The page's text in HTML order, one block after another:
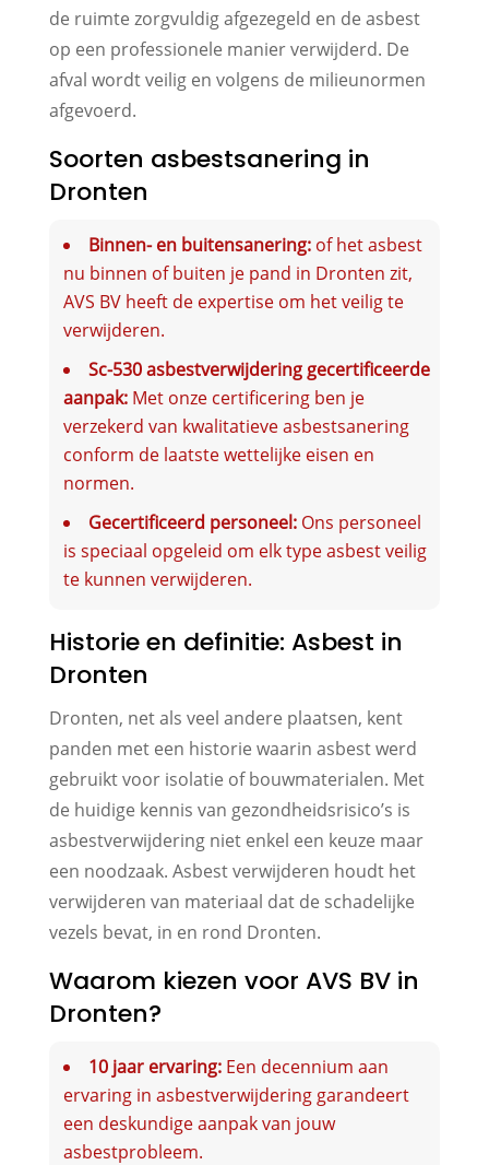
de ruimte zorgvuldig afgezegeld en de asbest
op een professionele manier verwijderd. De
afval wordt veilig en volgens de milieunormen
afgevoerd.
Soorten asbestsanering in
Dronten
Binnen- en buitensanering:of het asbest
nu binnen of buiten je pand in Dronten zit,
AVS BV heeft de expertise om het veilig te
verwijderen.
Sc-530 asbestverwijdering gecertificeerde
aanpak:Met onze certificering ben je
verzekerd van kwalitatieve asbestsanering
conform de laatste wettelijke eisen en
normen.
Gecertificeerd personeel:Ons personeel
is speciaal opgeleid om elk type asbest veilig
te kunnen verwijderen.
Historie en definitie: Asbest in
Dronten
Dronten, net als veel andere plaatsen, kent
panden met een historie waarin asbest werd
gebruikt voor isolatie of bouwmaterialen. Met
de huidige kennis van gezondheidsrisico’s is
asbestverwijdering niet enkel een keuze maar
een noodzaak. Asbest verwijderen houdt het
verwijderen van materiaal dat de schadelijke
vezels bevat, in en rond Dronten.
Waarom kiezen voor AVS BV in
Dronten?
10 jaar ervaring:Een decennium aan
ervaring in asbestverwijdering garandeert
een deskundige aanpak van jouw
asbestprobleem.